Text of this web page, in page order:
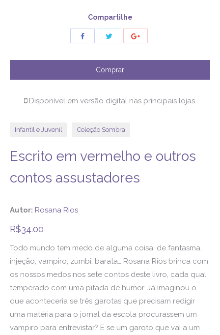
Compartilhe
Share Share
Comprar
Disponível em versão digital nas principais lojas.
Infantil e Juvenil Coleção Sombra
Escrito em vermelho e outros
contos assustadores
Autor: Rosana Rios
R$34.00
Todo mundo tem medo de alguma coisa: de fantasma,
injeção, vampiro, zumbi, barata… Rosana Rios brinca com
os nossos medos nos sete contos deste livro, cada qual
temperado com uma pitada de humor. Já imaginou o
que aconteceria se três garotas que precisam redigir
uma matéria para o jornal da escola procurassem um
vampiro para entrevistar? E se um garoto que vai a um